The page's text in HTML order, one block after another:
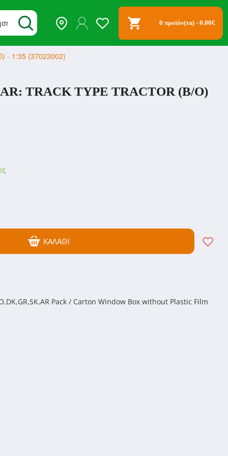
0 προϊόν(τα) - 0.00€
- 1:35 (37023002)
TRACK TYPE TRACTOR (B/O)
ΚΑΛΆΘΙ
Pack / Carton Window Box without Plastic Film